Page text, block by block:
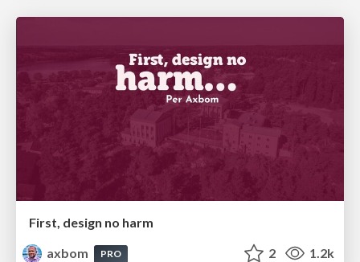
First, design no harm
axbom
PRO 2 1.2k